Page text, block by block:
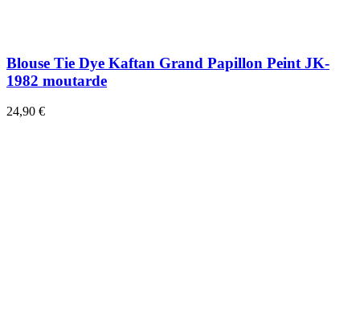
Blouse Tie Dye Kaftan Grand Papillon Peint JK-
1982 moutarde
24,90 €